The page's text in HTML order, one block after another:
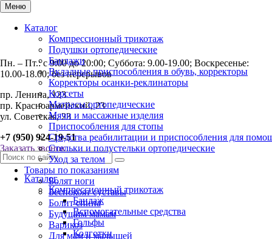
Меню
Каталог
Компрессионный трикотаж
Подушки ортопедические
Бандажи
Вкладные приспособления в обувь, корректоры
Корректоры осанки-реклинаторы
Корсеты
Матрасы ортопедические
Мячи и массажные изделия
Приспособления для стопы
Средства реабилитации и приспособления для
Стельки и полустельки ортопедические
Уход за телом
Товары по показаниям
Болят ноги
Беспокоят суставы
Болит спина
Будущим мамам
Варикоз
Для мам и малышей
Пн. – Пт.: с 9:00 до 20:00; Суббота: 9.00-19.00; Воскресенье:
10.00-18.00; без перерывов
пр. Ленина, 123
пр. Красноармейский, 23
ул. Советская, 23
+7 (950) 924-19-51
Заказать звонок
Каталог
Компрессионный трикотаж
Бандаж
Вспомогательные средства
Гольфы
Колготки